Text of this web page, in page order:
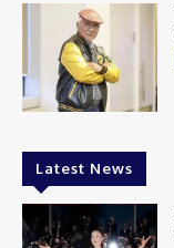
Latest News